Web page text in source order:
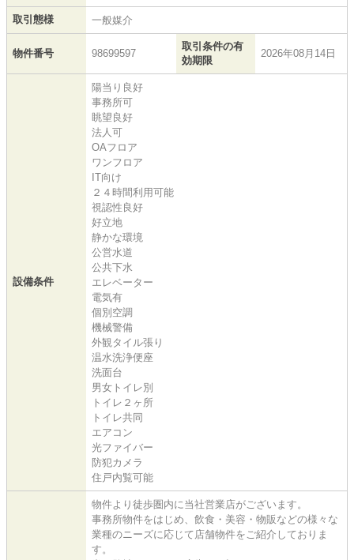
取引態様 一般媒介
物件番号 98699597
取引条件の有
効期限
2026年08月14日
設備条件
陽当り良好
事務所可
眺望良好
法人可
OAフロア
ワンフロア
IT向け
２４時間利用可能
視認性良好
好立地
静かな環境
公営水道
公共下水
エレベーター
電気有
個別空調
機械警備
外観タイル張り
温水洗浄便座
洗面台
男女トイレ別
トイレ２ヶ所
トイレ共同
エアコン
光ファイバー
防犯カメラ
住戸内覧可能
物件より徒歩圏内に当社営業店がございます。
事務所物件をはじめ、飲食・美容・物販などの様々な
業種のニーズに応じて店舗物件をご紹介しておりま
す。